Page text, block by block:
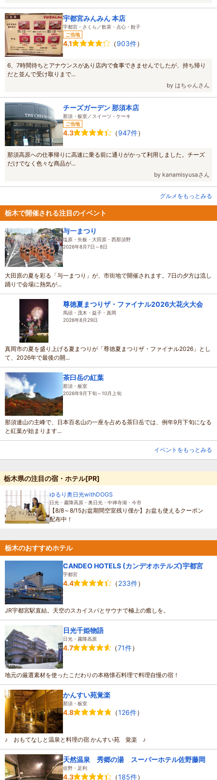
宇都宮みんみん 本店
宇都宮・さくら／飲茶・点心・餃子
ご当地
4.1 （903件）
6、7時間待ちとアナウンスがあり店内で食事できませんでしたが、持ち帰り
だと並んで受け取りまで...
by はちゃんさん
チーズガーデン 那須本店
那須・板室／スイーツ・ケーキ
ご当地
4.3 （947件）
那須高原への仕事帰りに高速に乗る前に通りがかって利用しました。チーズ
だけでなく色々な商品が...
by kanamisyusaさん
グルメをもっとみる
栃木で開催される注目のイベント
与一まつり
塩原・矢板・大田原・西那須野
2026年8月7日～8日
大田原の夏を彩る「与一まつり」が、市街地で開催されます。7日の夕方は流し
踊りで会場に熱気が...
尊徳夏まつりザ・ファイナル2026大花火大会
馬頭・茂木・益子・真岡
2026年8月29日
真岡市の夏を盛り上げる夏まつりが「尊徳夏まつりザ・ファイナル2026」とし
て、2026年で最後の開...
茶臼岳の紅葉
那須・板室
2026年9月下旬～10月上旬
那須連山の主峰で、日本百名山の一座を占める茶臼岳では、例年9月下旬になる
と紅葉が始まります...
イベントをもっとみる
栃木県の注目の宿・ホテル[PR]
ゆるり奥日光withDOGS
日光・霧降高原・奥日光・中禅寺湖・今市
【8/8～8/15お盆期間空室残り僅か】お盆も使えるクーポン
配布中！
栃木のおすすめホテル
CANDEO HOTELS (カンデオホテルズ)宇都宮
宇都宮
4.4 （233件）
JR宇都宮駅直結。天空のスカイスパとサウナで極上の癒しを。
日光千姫物語
日光・霧降高原
4.7 （71件）
地元の厳選素材を使ったこだわりの本格懐石料理で料理自慢の宿！
かんすい苑覚楽
那須・板室
4.8 （126件）
♪ おもてなしと温泉と料理の宿 かんすい苑 覚楽 ♪
天然温泉 秀郷の湯 スーパーホテル佐野藤岡
佐野・足利
4.3 （185件）